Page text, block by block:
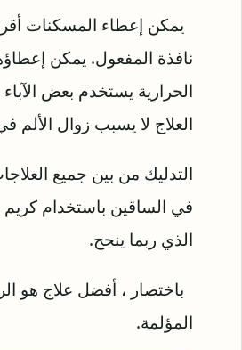
يمكن إعطاء المسكنات
نافذة المفعول. يمكن
الحرارية يستخدم بعض
العلاج لا يسبب زوال
التدليك من بين جميع
في الساقين باستخدام
الذي ربما ينجح.
باختصار ، أفضل علاج هو
المؤلمة.